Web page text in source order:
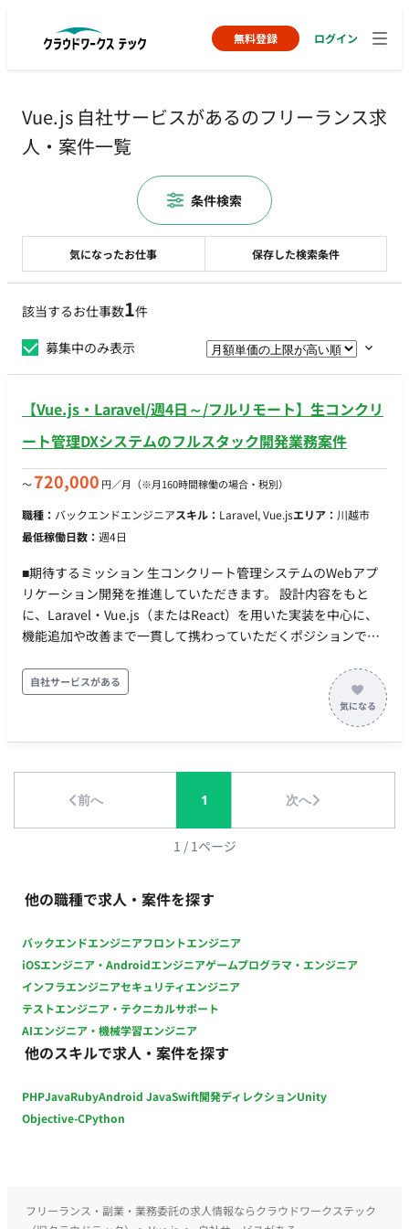
無料登録 ログイン
Vue.js 自社サービスがあるのフリーランス求
人・案件一覧
該当するお仕事数1件
募集中のみ表示
【Vue.js・Laravel/週4日～/フルリモート】生コンクリ
ート管理DXシステムのフルスタック開発業務案件
〜720,000 円／月 （※月160時間稼働の場合・税別）
職種： バックエンドエンジニアスキル： Laravel, Vue.jsエリア： 川越市
最低稼働日数： 週4日
■期待するミッション 生コンクリート管理システムのWebアプ
リケーション開発を推進していただきます。 設計内容をもと
に、Laravel・Vue.js（またはReact）を用いた実装を中心に、
機能追加や改善まで一貫して携わっていただくポジションで
Laravelを用いたバックエンド開発 Vue.jsまたはReactを用いた
フロントエンド開発 AWS環境でのWebシステム開発 RFID・各
種APIとの連携開発 GitHubを利用したソースコード管理 ■開発
環境 プログラミング言語 ・PHP ・JavaScript FW ・Laravel ・
自社サービスがある
前へ 1 次へ
1 / 1ページ
他の職種で求人・案件を探す
バックエンドエンジニアフロントエンジニア
iOSエンジニア・Androidエンジニアゲームプログラマ・エンジニア
インフラエンジニアセキュリティエンジニア
テストエンジニア・テクニカルサポート
AIエンジニア・機械学習エンジニア
他のスキルで求人・案件を探す
PHPJavaRubyAndroid JavaSwift開発ディレクションUnity
Objective-CPython
気になったお仕事 保存した検索条件
条件検索
フリーランス・副業・業務委託の求人情報ならクラウドワークステック